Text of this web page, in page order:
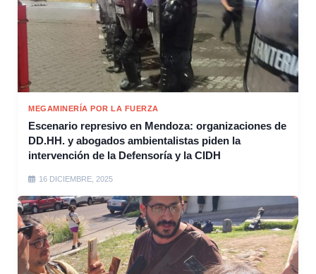
MEGAMINERÍA POR LA FUERZA
Escenario represivo en Mendoza: organizaciones de
DD.HH. y abogados ambientalistas piden la
intervención de la Defensoría y la CIDH
16 DICIEMBRE, 2025